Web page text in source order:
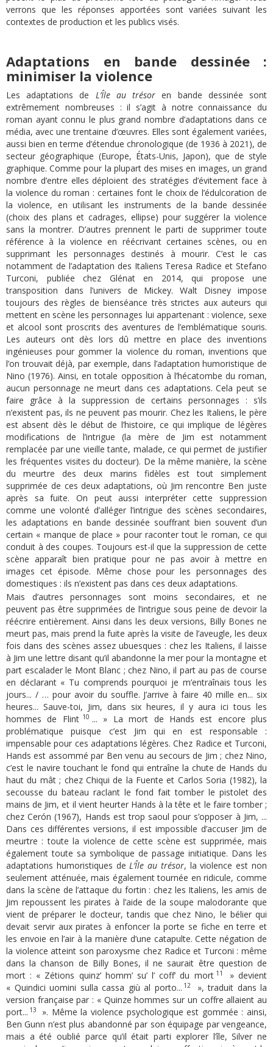
verrons que les réponses apportées sont variées suivant les
contextes de production et les publics visés.
Adaptations en bande dessinée :
minimiser la violence
Les adaptations de L’Île au trésor en bande dessinée sont
extrêmement nombreuses : il s’agit à notre connaissance du
roman ayant connu le plus grand nombre d’adaptations dans ce
média, avec une trentaine d’œuvres. Elles sont également variées,
aussi bien en terme d’étendue chronologique (de 1936 à 2021), de
secteur géographique (Europe, États-Unis, Japon), que de style
graphique. Comme pour la plupart des mises en images, un grand
nombre d’entre elles déploient des stratégies d’évitement face à
la violence du roman : certaines font le choix de l’édulcoration de
la violence, en utilisant les instruments de la bande dessinée
(choix des plans et cadrages, ellipse) pour suggérer la violence
sans la montrer. D’autres prennent le parti de supprimer toute
référence à la violence en réécrivant certaines scènes, ou en
supprimant les personnages destinés à mourir. C’est le cas
notamment de l’adaptation des Italiens Teresa Radice et Stefano
Turconi, publiée chez Glénat en 2014, qui propose une
transposition dans l’univers de Mickey. Walt Disney impose
toujours des règles de bienséance très strictes aux auteurs qui
mettent en scène les personnages lui appartenant : violence, sexe
et alcool sont proscrits des aventures de l’emblématique souris.
Les auteurs ont dès lors dû mettre en place des inventions
ingénieuses pour gommer la violence du roman, inventions que
l’on trouvait déjà, par exemple, dans l’adaptation humoristique de
Nino (1976). Ainsi, en totale opposition à l’hécatombe du roman,
aucun personnage ne meurt dans ces adaptations. Cela peut se
faire grâce à la suppression de certains personnages : s’ils
n’existent pas, ils ne peuvent pas mourir. Chez les Italiens, le père
est absent dès le début de l’histoire, ce qui implique de légères
modifications de l’intrigue (la mère de Jim est notamment
remplacée par une vieille tante, malade, ce qui permet de justifier
les fréquentes visites du docteur). De la même manière, la scène
du meurtre des deux marins fidèles est tout simplement
supprimée de ces deux adaptations, où Jim rencontre Ben juste
après sa fuite. On peut aussi interpréter cette suppression
comme une volonté d’alléger l’intrigue des scènes secondaires,
les adaptations en bande dessinée souffrant bien souvent d’un
certain « manque de place » pour raconter tout le roman, ce qui
conduit à des coupes. Toujours est-il que la suppression de cette
scène apparaît bien pratique pour ne pas avoir à mettre en
images cet épisode. Même chose pour les personnages des
domestiques : ils n’existent pas dans ces deux adaptations.
Mais d’autres personnages sont moins secondaires, et ne
peuvent pas être supprimées de l’intrigue sous peine de devoir la
réécrire entièrement. Ainsi dans les deux versions, Billy Bones ne
meurt pas, mais prend la fuite après la visite de l’aveugle, les deux
fois dans des scènes assez ubuesques : chez les Italiens, il laisse
à Jim une lettre disant qu’il abandonne la mer pour la montagne et
part escalader le Mont Blanc ; chez Nino, il part au pas de course
en déclarant « Tu comprends pourquoi je m’entraînais tous les
jours... / … pour avoir du souffle. J’arrive à faire 40 mille en... six
heures... Sauve-toi, Jim, dans six heures, il y aura ici tous les
hommes de Flint10 ... » La mort de Hands est encore plus
problématique puisque c’est Jim qui en est responsable :
impensable pour ces adaptations légères. Chez Radice et Turconi,
Hands est assommé par Ben venu au secours de Jim ; chez Nino,
c’est le navire touchant le fond qui entraîne la chute de Hands du
haut du mât ; chez Chiqui de la Fuente et Carlos Soria (1982), la
secousse du bateau raclant le fond fait tomber le pistolet des
mains de Jim, et il vient heurter Hands à la tête et le faire tomber ;
chez Cerón (1967), Hands est trop saoul pour s’opposer à Jim, ...
Dans ces différentes versions, il est impossible d’accuser Jim de
meurtre : toute la violence de cette scène est supprimée, mais
également toute sa symbolique de passage initiatique. Dans les
adaptations humoristiques deL’Île au trésor, la violence est non
seulement atténuée, mais également tournée en ridicule, comme
dans la scène de l’attaque du fortin : chez les Italiens, les amis de
Jim repoussent les pirates à l’aide de la soupe malodorante que
vient de préparer le docteur, tandis que chez Nino, le bélier qui
devait servir aux pirates à enfoncer la porte se fiche en terre et
les envoie en l’air à la manière d’une catapulte. Cette négation de
la violence atteint son paroxysme chez Radice et Turconi : même
dans la chanson de Billy Bones, il ne saurait être question de
mort : « Zétions quinz’ homm’ su’ l’ coff’ du mort11
» devient
« Quindici uomini sulla cassa giù al porto...12
», traduit dans la
version française par : « Quinze hommes sur un coffre allaient au
port...13
». Même la violence psychologique est gommée : ainsi,
Ben Gunn n’est plus abandonné par son équipage par vengeance,
mais a été oublié parce qu’il était parti explorer l’île, Silver ne